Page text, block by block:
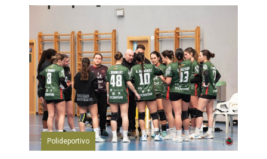
Polideportivo